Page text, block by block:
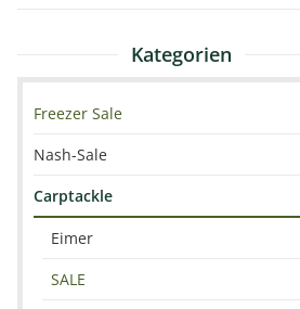
Kategorien
Freezer Sale
Nash-Sale
Carptackle
Eimer
SALE